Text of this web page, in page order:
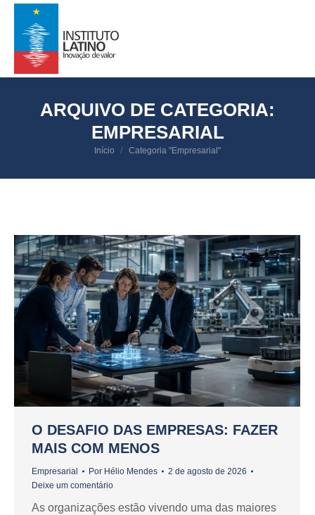
ARQUIVO DE CATEGORIA:
EMPRESARIAL
Você está aqui:
Início Categoria "Empresarial"
O DESAFIO DAS EMPRESAS: FAZER
MAIS COM MENOS
Empresarial Por Hélio Mendes
2 de agosto de 2026
Deixe um comentário
As organizações estão vivendo uma das maiores